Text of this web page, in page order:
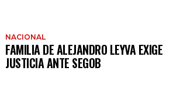
NACIONAL
FAMILIA DE ALEJANDRO LEYVA EXIGE
JUSTICIA ANTE SEGOB